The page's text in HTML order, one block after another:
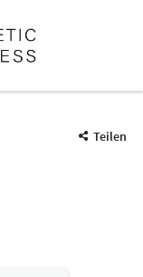
Teilen